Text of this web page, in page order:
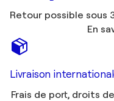
Retour possible sous
En
Livraison
Frais de port, droits